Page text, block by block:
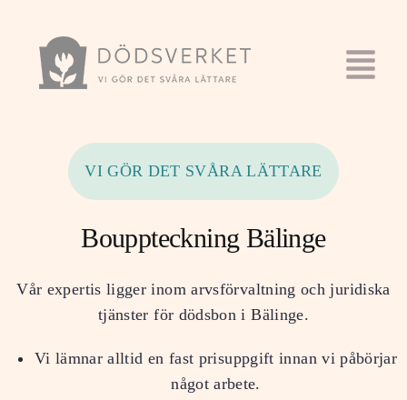
VI GÖR DET SVÅRA LÄTTARE
Bouppteckning Bälinge
Vår expertis ligger inom arvsförvaltning och juridiska
tjänster för dödsbon iBälinge.
Vi lämnar alltid en fast prisuppgift innan vi påbörjar
något arbete.